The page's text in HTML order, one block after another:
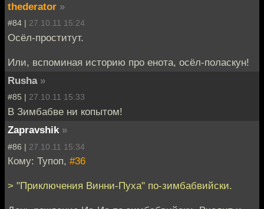
thederator »
#84 | 27.10.11 15:24
Осёл-проститут.
Или, вспоминая историю про енота, осёл-поласкун!
Rusha »
#85 | 27.10.11 15:33
В Зимбабве ни копытом!
Zapravshik »
#86 | 27.10.11 15:34
Кому: Тупоп, #36
> "Приключения Винни-Пуха" по-зимбабвийски.